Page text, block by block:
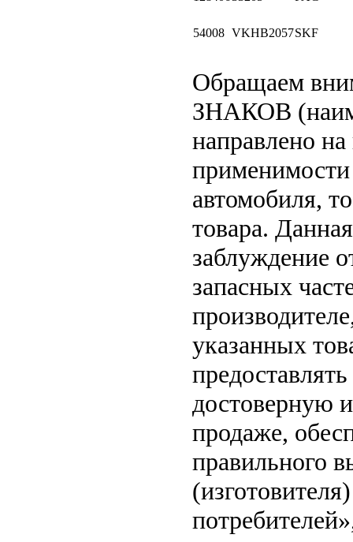
54008 VKHB2057SKF
Обращаем
ЗНАКОВ
направлено
применимости
автомобиля,
товара.
заблуждение
запасных
указанных
достоверную
продаже,
правильного